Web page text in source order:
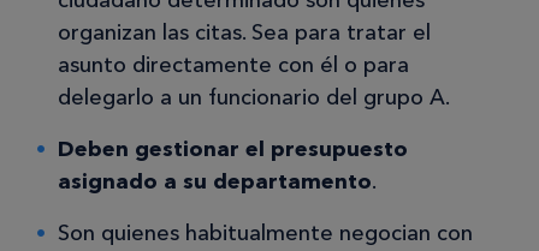
organizan las citas. Sea para tratar el
asunto directamente con él o para
delegarlo a un funcionario del grupo A.
Deben gestionar el presupuesto
asignado a su departamento.
Son quienes habitualmente negocian con